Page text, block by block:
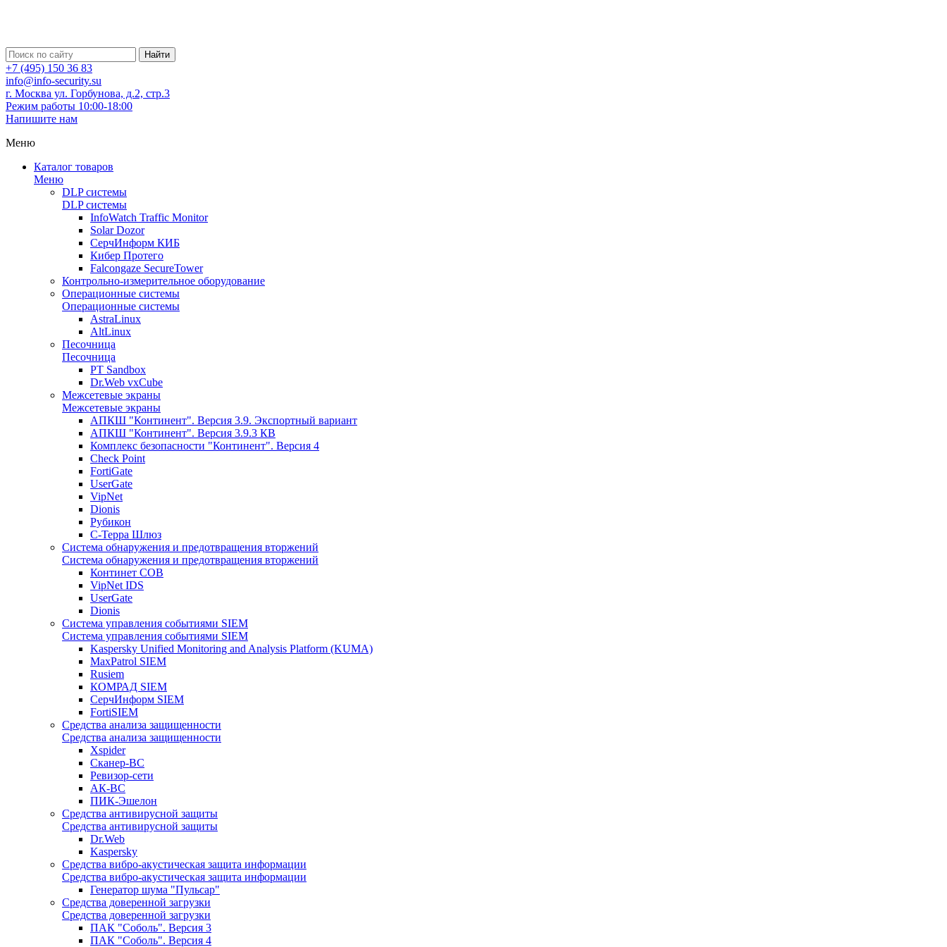
Найти
+7 (495) 150 36 83
info@info-security.su
г. Москва ул. Горбунова, д.2, стр.3
Режим работы 10:00-18:00
Напишите нам
Меню
Каталог товаров
Меню
DLP системы
DLP системы
InfoWatch Traffic Monitor
Solar Dozor
СерчИнформ КИБ
Кибер Протего
Falcongaze SecureTower
Контрольно-измерительное оборудование
Операционные системы
Операционные системы
AstraLinux
AltLinux
Песочница
Песочница
PT Sandbox
Dr.Web vxCube
Межсетевые экраны
Межсетевые экраны
АПКШ "Континент". Версия 3.9. Экспортный вариант
АПКШ "Континент". Версия 3.9.3 КВ
Комплекс безопасности "Континент". Версия 4
Check Point
FortiGate
UserGate
VipNet
Dionis
Рубикон
С-Терра Шлюз
Система обнаружения и предотвращения вторжений
Система обнаружения и предотвращения вторжений
Континет СОВ
VipNet IDS
UserGate
Dionis
Система управления событиями SIEM
Система управления событиями SIEM
Kaspersky Unified Monitoring and Analysis Platform (KUMA)
MaxPatrol SIEM
Rusiem
КОМРАД SIEM
СерчИнформ SIEM
FortiSIEM
Средства анализа защищенности
Средства анализа защищенности
Xspider
Сканер-ВС
Ревизор-сети
АК-ВС
ПИК-Эшелон
Средства антивирусной защиты
Средства антивирусной защиты
Dr.Web
Kaspersky
Средства вибро-акустическая защита информации
Средства вибро-акустическая защита информации
Генератор шума "Пульсар"
Средства доверенной загрузки
Средства доверенной загрузки
ПАК "Соболь". Версия 3
ПАК "Соболь". Версия 4